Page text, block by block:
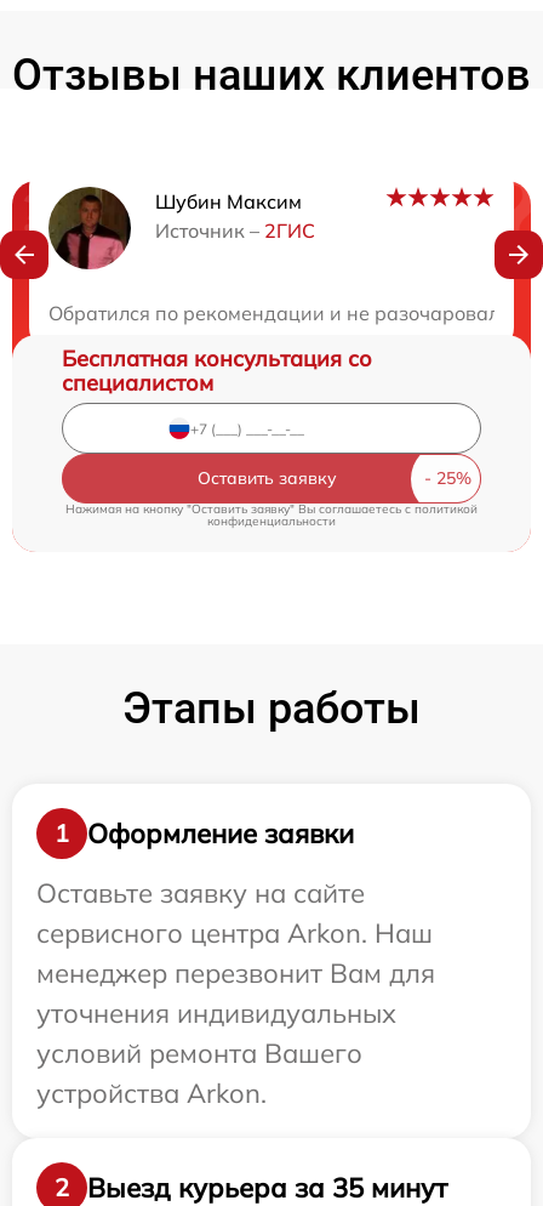
Отзывы наших клиентов
Шубин Максим
Источник – 2ГИС
Обратился по рекомендации и не разочаровался.
Нужна консультация?
Бесплатная консультация со
специалистом
Оставить заявку
Нажимая на кнопку "Оставить заявку" Вы соглашаетесь c политикой
конфиденциальности
Этапы работы
1
Оформление заявки
Оставьте заявку на сайте
сервисного центра Arkon. Наш
менеджер перезвонит Вам для
уточнения индивидуальных
условий ремонта Вашего
устройства Arkon.
2 Выезд курьера за 35 минут